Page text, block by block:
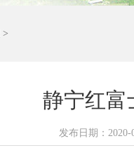
>
静宁红富
发布日期： 2020-